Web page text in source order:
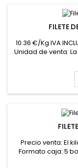
FILETE
10.36 €/Kg IVA
Unidad de venta: La
Precio venta: El
Formato caja: 5